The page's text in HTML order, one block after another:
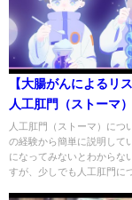
【大腸がんによるリ
人工肛門（ストーマ
いますか？手術の流
んの気持ち。看護師
こと
人工肛門（ストーマ）につ
の経験から簡単に説明して
になってみないとわからな
すが、少しでも人工肛門につ